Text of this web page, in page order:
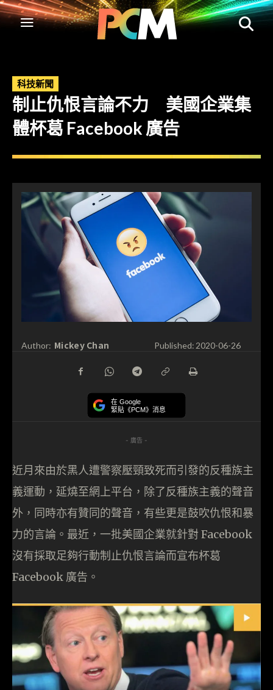
科技新聞
制止仇恨言論不力 美國企業集
體杯葛 Facebook 廣告
Author: Mickey Chan Published: 2020-06-26
在 Google
緊貼《PCM》消息
- 廣告 -
近月來由於黑人遭警察壓頸致死而引發的反種族主
義運動，延燒至網上平台，除了反種族主義的聲音
外，同時亦有贊同的聲音，有些更是鼓吹仇恨和暴
力的言論。最近，一批美國企業就針對 Facebook
沒有採取足夠行動制止仇恨言論而宣布杯葛
Facebook 廣告。